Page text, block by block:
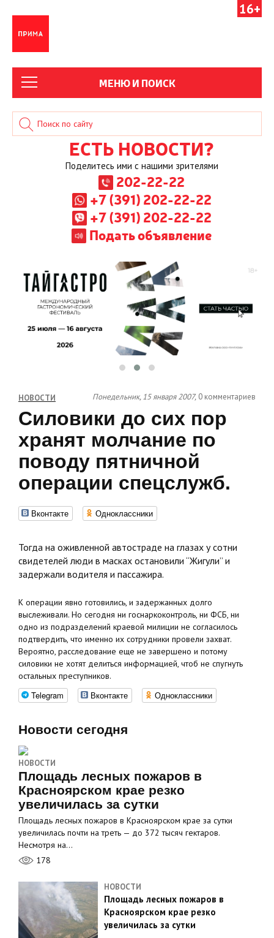
16+
МЕНЮ И ПОИСК
ЕСТЬ НОВОСТИ?
Поделитесь ими с нашими зрителями
202-22-22
+7 (391) 202-22-22
+7 (391) 202-22-22
Подать объявление
НОВОСТИ Понедельник, 15 января 2007, 0 комментариев
Силовики до сих пор
хранят молчание по
поводу пятничной
операции спецслужб.
Вконтакте Одноклассники
Тогда на оживленной автостраде на глазах у сотни
свидетелей люди в масках остановили “Жигули” и
задержали водителя и пассажира.
К операции явно готовились, и задержанных долго
выслеживали. Но сегодня ни госнаркоконтроль, ни ФСБ, ни
одно из подразделений краевой милиции не согласилось
подтвердить, что именно их сотрудники провели захват.
Вероятно, расследование еще не завершено и потому
силовики не хотят делиться информацией, чтоб не спугнуть
остальных преступников.
Telegram Вконтакте Одноклассники
Новости сегодня
НОВОСТИ
Площадь лесных пожаров в
Красноярском крае резко
увеличилась за сутки
Площадь лесных пожаров в Красноярском крае за сутки
увеличилась почти на треть — до 372 тысяч гектаров.
Несмотря на…
178
НОВОСТИ
Площадь лесных пожаров в
Красноярском крае резко
увеличилась за сутки